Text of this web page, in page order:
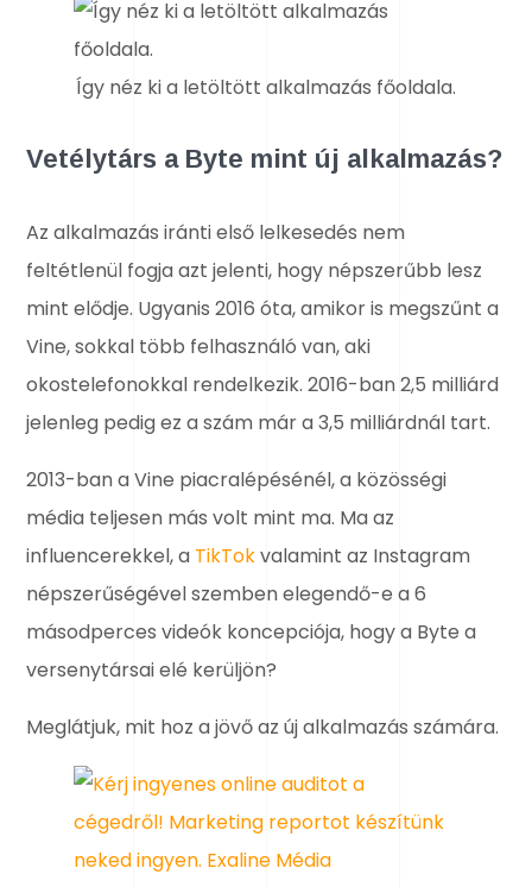
Így néz ki a letöltött alkalmazás főoldala.
Vetélytárs a Byte mint új alkalmazás?
Az alkalmazás iránti első lelkesedés nem
feltétlenül fogja azt jelenti, hogy népszerűbb lesz
mint elődje. Ugyanis 2016 óta, amikor is megszűnt a
Vine, sokkal több felhasználó van, aki
okostelefonokkal rendelkezik. 2016-ban 2,5 milliárd
jelenleg pedig ez a szám már a 3,5 milliárdnál tart.
2013-ban a Vine piacralépésénél, a közösségi
média teljesen más volt mint ma. Ma az
influencerekkel, a TikTokvalamint az Instagram
népszerűségével szemben elegendő-e a 6
másodperces videók koncepciója, hogy a Byte a
versenytársai elé kerüljön?
Meglátjuk, mit hoz a jövő az új alkalmazás számára.